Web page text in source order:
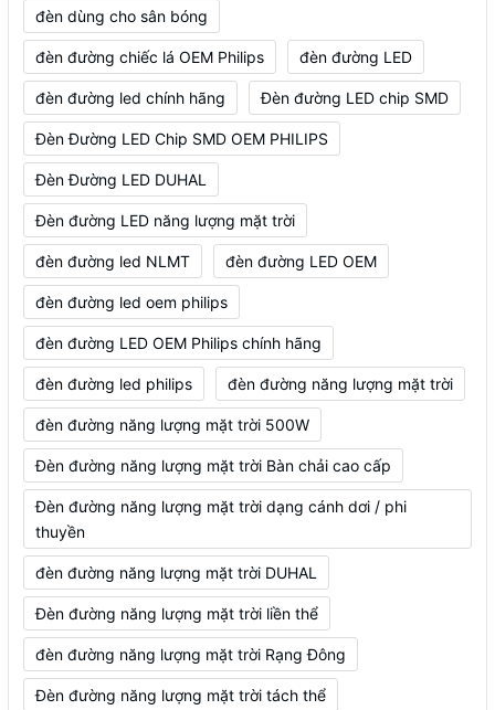
đèn dùng cho sân bóng
đèn đường chiếc lá OEM Philips đèn đường LED
đèn đường led chính hãng Đèn đường LED chip SMD
Đèn Đường LED Chip SMD OEM PHILIPS
Đèn Đường LED DUHAL
Đèn đường LED năng lượng mặt trời
đèn đường led NLMT đèn đường LED OEM
đèn đường led oem philips
đèn đường LED OEM Philips chính hãng
đèn đường led philips đèn đường năng lượng mặt trời
đèn đường năng lượng mặt trời 500W
Đèn đường năng lượng mặt trời Bàn chải cao cấp
Đèn đường năng lượng mặt trời dạng cánh dơi / phi
thuyền
đèn đường năng lượng mặt trời DUHAL
Đèn đường năng lượng mặt trời liền thể
đèn đường năng lượng mặt trời Rạng Đông
Đèn đường năng lượng mặt trời tách thể